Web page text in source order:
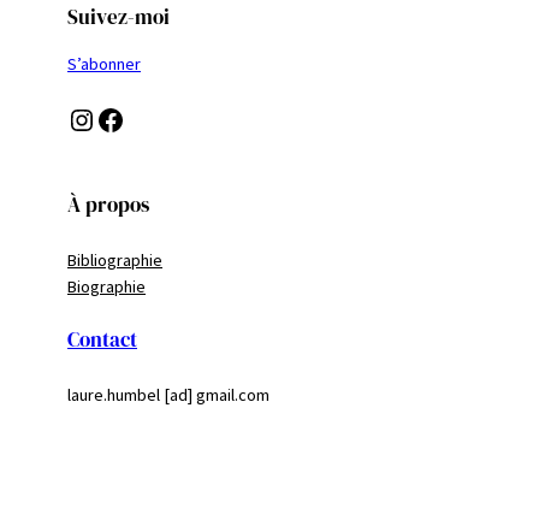
Suivez-moi
S’abonner
Instagram Facebook
À propos
Bibliographie
Biographie
Contact
laure.humbel [ad] gmail.com